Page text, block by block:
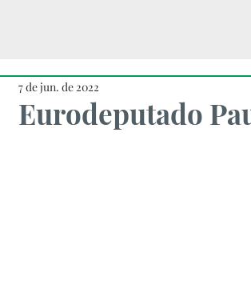
Eurodeputado
7 de jun. de 2022